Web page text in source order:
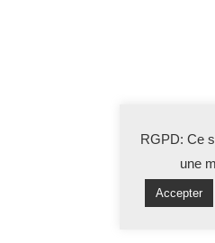
RGPD: Ce
une
Accepter